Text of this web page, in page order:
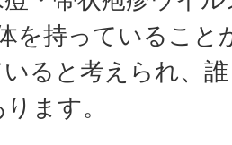
を持っていること
ると考えられ、
ます。